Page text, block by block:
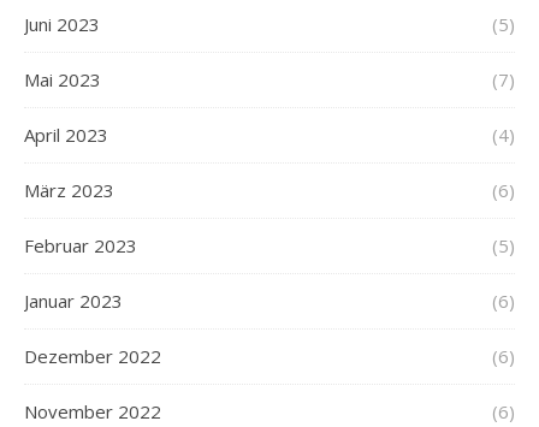
Juni 2023 (5)
Mai 2023 (7)
April 2023 (4)
März 2023 (6)
Februar 2023 (5)
Januar 2023 (6)
Dezember 2022 (6)
November 2022 (6)